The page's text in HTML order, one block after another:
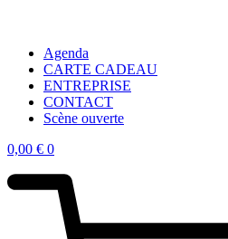
Agenda
CARTE CADEAU
ENTREPRISE
CONTACT
Scène ouverte
0,00 € 0